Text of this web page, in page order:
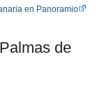
en Panoramio
de